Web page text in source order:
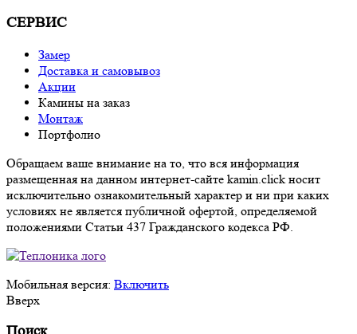
СЕРВИС
Замер
Доставка и самовывоз
Акции
Камины на заказ
Монтаж
Портфолио
Обращаем ваше внимание на то, что вся информация
размещенная на данном интернет-сайте kamin.click носит
исключительно ознакомительный характер и ни при каких
условиях не является публичной офертой, определяемой
положениями Статьи 437 Гражданского кодекса РФ.
Мобильная версия: Включить
Вверх